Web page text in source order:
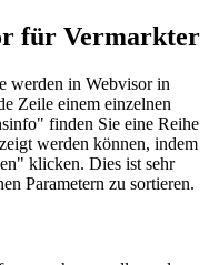
für Vermarkter
werden in Webvisor in
Zeile einem einzelnen
finden Sie eine Reihe
werden können, indem
klicken. Dies ist sehr
Parametern zu sortieren.